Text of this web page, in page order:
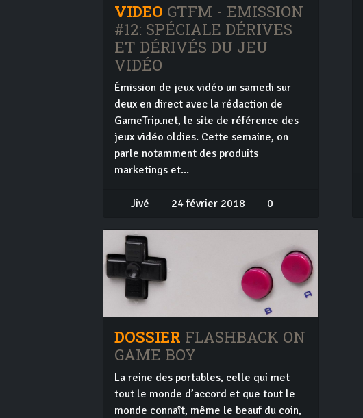
VIDEO GTFM - EMISSION
#12: SPÉCIALE DÉRIVES
ET DÉRIVÉS DU JEU
VIDÉO
Émission de jeux vidéo un samedi sur
deux en direct avec la rédaction de
GameTrip.net, le site de référence des
jeux vidéo oldies. Cette semaine, on
parle notamment des produits
marketings et...
Jivé 24 février 2018 0
DOSSIER FLASHBACK ON
GAME BOY
La reine des portables, celle qui met
tout le monde d’accord et que tout le
monde connaît, même le beauf du coin,